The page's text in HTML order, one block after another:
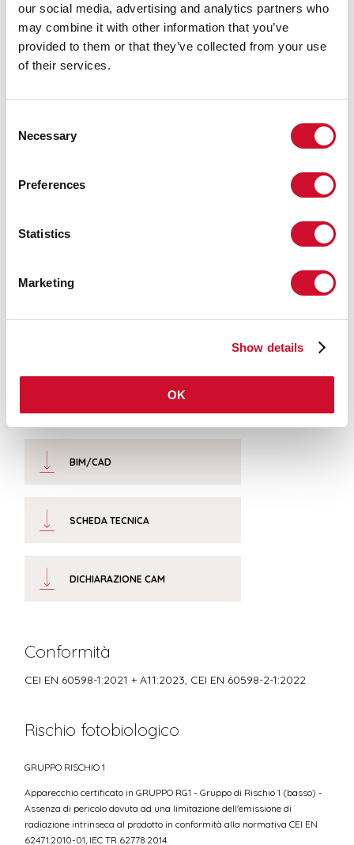
our social media, advertising and analytics partners who
may combine it with other information that you’ve
provided to them or that they’ve collected from your use
of their services.
Selection
Necessary
Preferences
Statistics
Marketing
Show details
OK
Flusso luminoso sorgente:
1520lm
Temperatura colore:
4000K
CRI:
>90
Tolleranza colore:
Download
ISTRUZIONI DI MONTAGGIO
BIM/CAD
SCHEDA TECNICA
DICHIARAZIONE CAM
Conformità
CEI EN 60598-1:2021 + A11:2023, CEI EN 60598-2-1:2022
Rischio fotobiologico
GRUPPO RISCHIO 1
Apparecchio certificato in GRUPPO RG1 - Gruppo di Rischio 1 (basso) -
Assenza di pericolo dovuta ad una limitazione dell'emissione di
radiazione intrinseca al prodotto in conformità alla normativa CEI EN
62471:2010-01, IEC TR 62778:2014.